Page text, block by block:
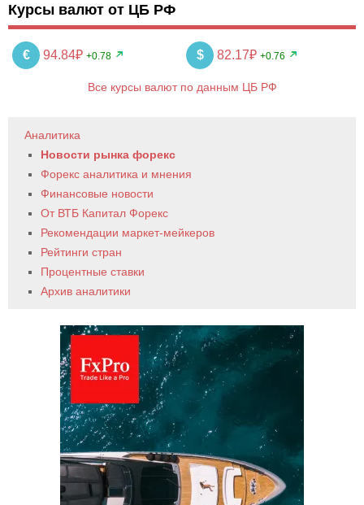
Курсы валют от ЦБ РФ
€ 94.84₽ +0.78 $ 82.17₽ +0.76
Все курсы валют по данным ЦБ РФ
Аналитика
Новости рынка форекс
Форекс аналитика и мнения
Финансовые новости
От ВТБ Капитал Форекс
Рекомендации маркет-мейкеров
Рейтинги стран
Процентные ставки
Архив аналитики